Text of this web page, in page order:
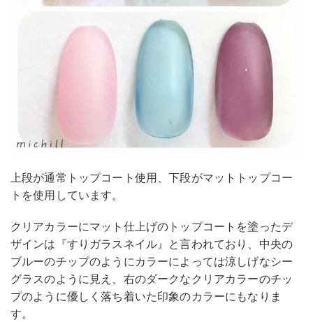
上段が通常トップコート使用、下段がマットトップコー
トを使用しています。
クリアカラーにマット仕上げのトップコートを塗ったデ
ザインは『すりガラスネイル』と言われており、中央の
ブルーのチップのようにカラーによっては涼しげなシー
グラスのように見え、右のダークなクリアカラーのチッ
プのように優しく落ち着いた印象のカラーにもなりま
す。